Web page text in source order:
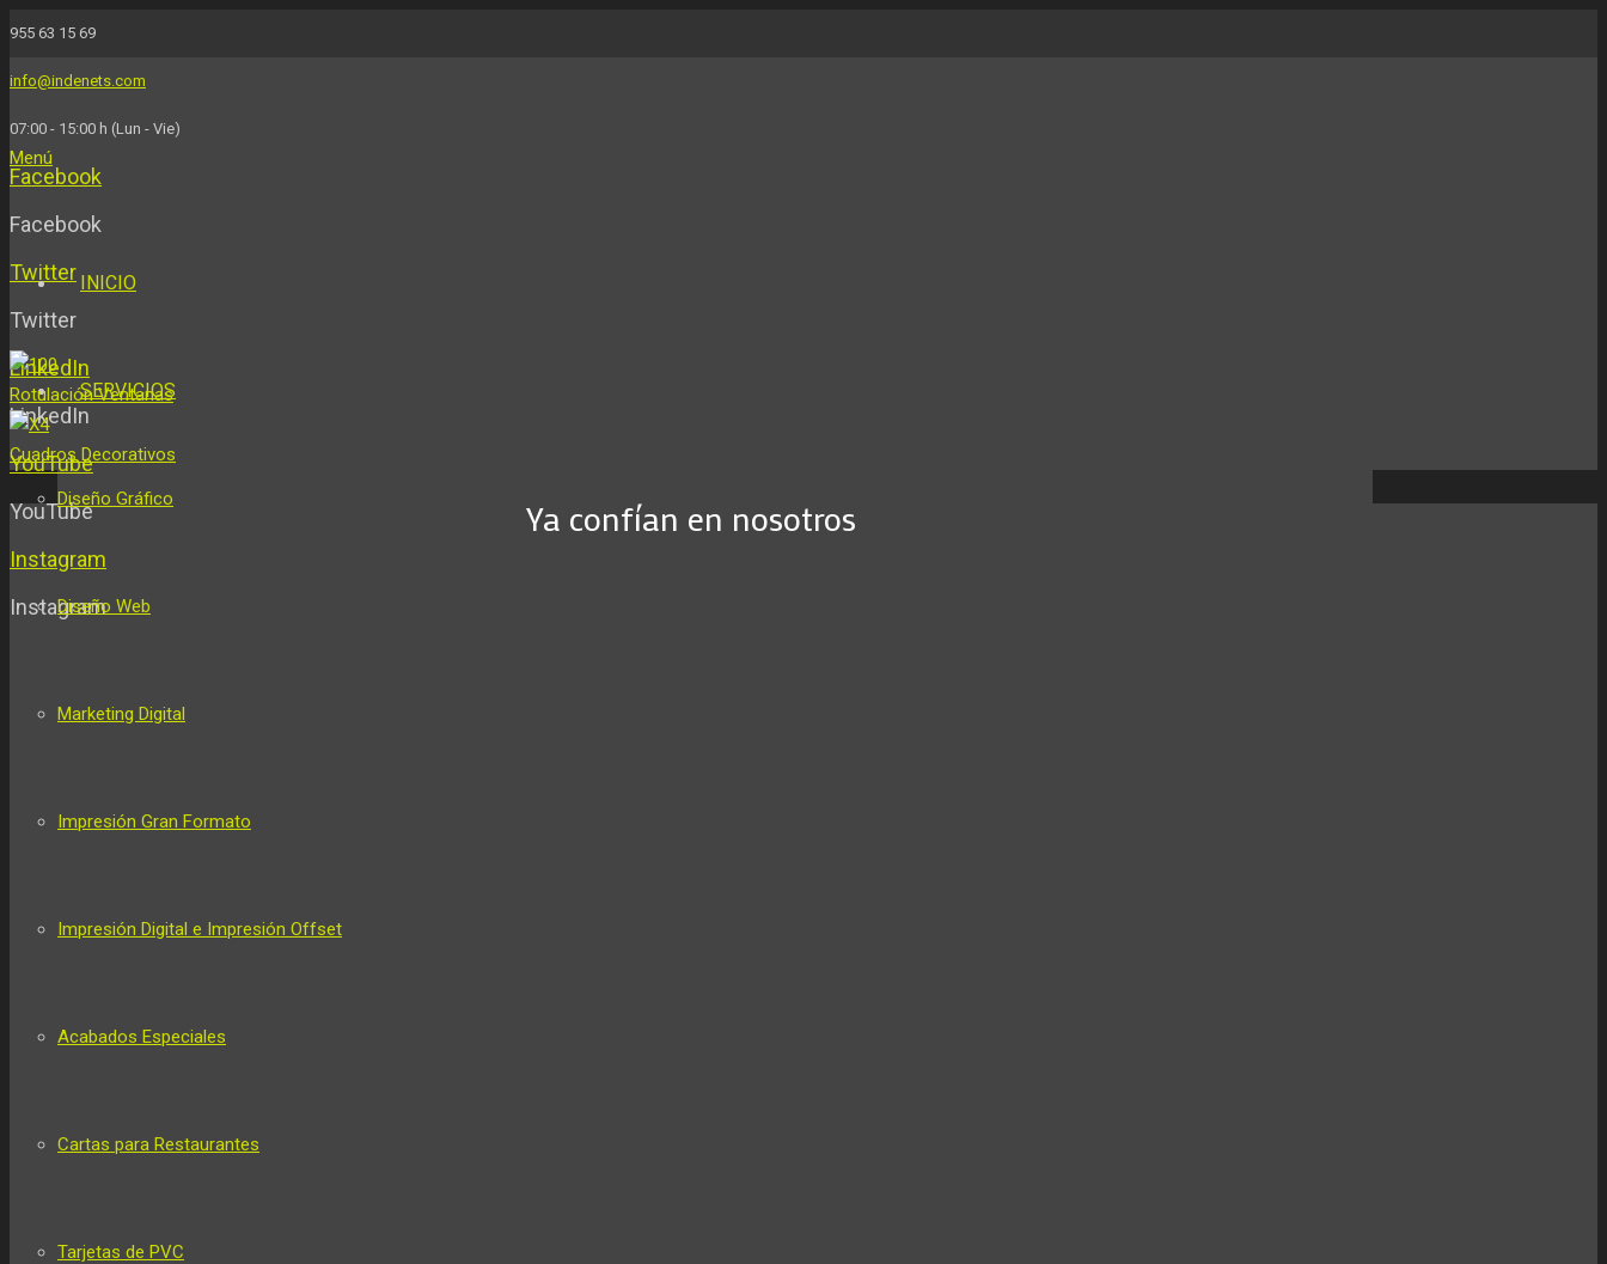
955 63 15 69
info@indenets.com
07:00 - 15:00 h (Lun - Vie)
Facebook
Facebook
Twitter
Twitter
LinkedIn
LinkedIn
YouTube
YouTube
Instagram
Instagram
Menú
INICIO
SERVICIOS
Diseño Gráfico
Diseño Web
Marketing Digital
Impresión Gran Formato
Impresión Digital e Impresión Offset
Acabados Especiales
Cartas para Restaurantes
Tarjetas de PVC
Rotulación Ventanas
Cuadros Decorativos
Ya confían en nosotros